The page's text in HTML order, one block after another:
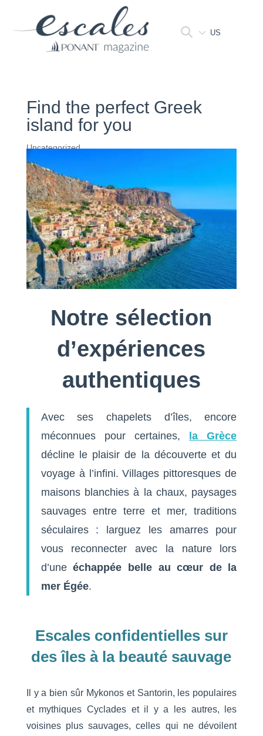
US
Find the perfect Greek
island for you
Uncategorized
Notre sélection
d’expériences
authentiques
Avec ses chapelets d’îles, encore
méconnues pour certaines, la Grèce
décline le plaisir de la découverte et du
voyage à l’infini. Villages pittoresques de
maisons blanchies à la chaux, paysages
sauvages entre terre et mer, traditions
séculaires : larguez les amarres pour
vous reconnecter avec la nature lors
d’uneéchappée belle au cœur de la
mer Égée.
Escales confidentielles sur
des îles à la beauté sauvage
Il y a bien sûr Mykonos et Santorin, les populaires
et mythiques Cyclades et il y a les autres, les
voisines plus sauvages, celles qui ne dévoilent